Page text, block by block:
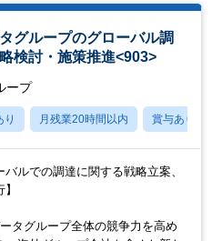
グループのグローバル調
検討・施策推進<903>
ープ
り 月残業20時間以内 賞与あり
バルでの調達に関する戦略立案、
タグループ全体の競争力を高め